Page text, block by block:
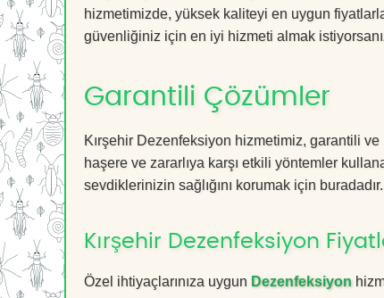
hizmetimizde, yüksek kaliteyi en uygun
güvenliğiniz için en iyi hizmeti almak
Garantili Çözümler
Kırşehir Dezenfeksiyon hizmetimiz, garantili
haşere ve zararlıya karşı etkili yöntemler
sevdiklerinizin sağlığını korumak için
Kırşehir Dezenfeksiyon
Özel ihtiyaçlarınıza uygun Dezenfeksiyon